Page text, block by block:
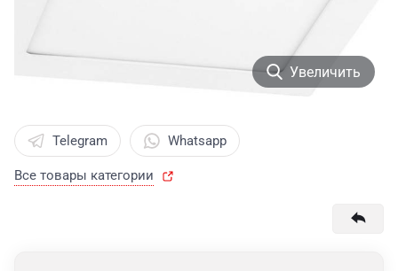
Увеличить
Telegram Whatsapp
Все товары категории